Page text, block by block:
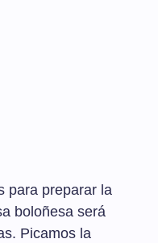
para preparar la
boloñesa será
Picamos la